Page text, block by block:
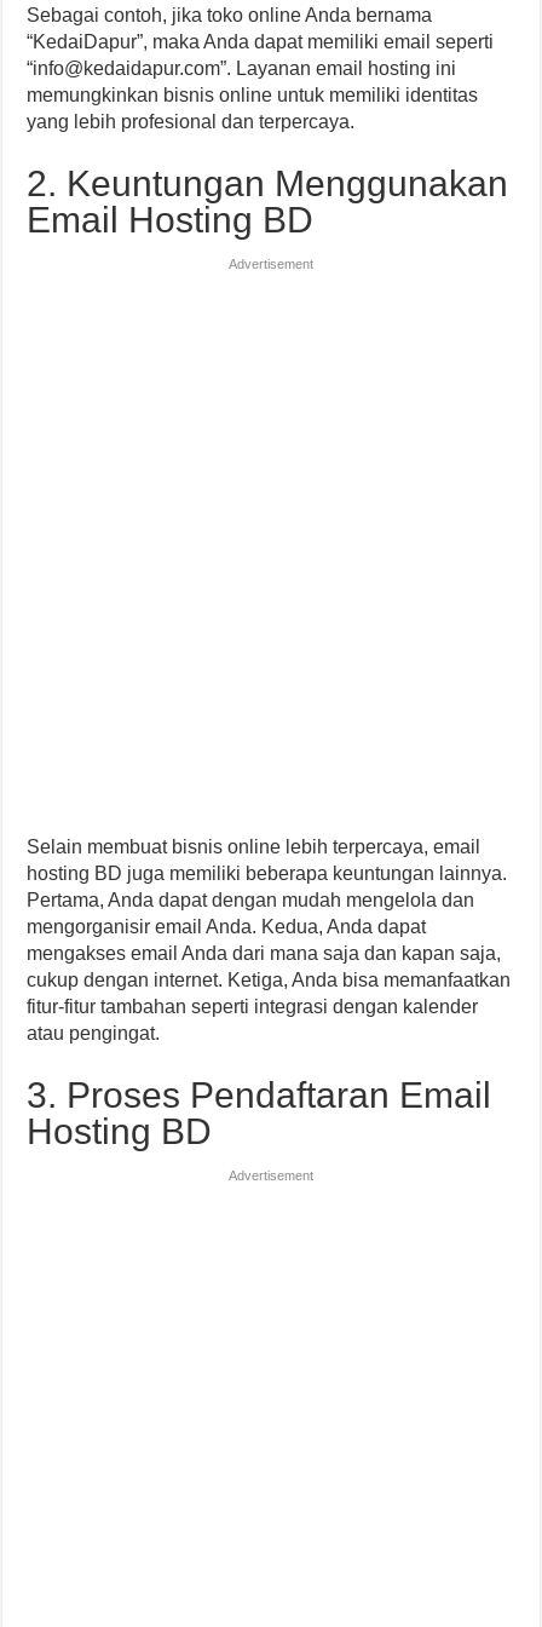
Sebagai contoh, jika toko online Anda bernama
“KedaiDapur”, maka Anda dapat memiliki email seperti
“info@kedaidapur.com”. Layanan email hosting ini
memungkinkan bisnis online untuk memiliki identitas
yang lebih profesional dan terpercaya.
2. Keuntungan Menggunakan
Email Hosting BD
Advertisement
Selain membuat bisnis online lebih terpercaya, email
hosting BD juga memiliki beberapa keuntungan lainnya.
Pertama, Anda dapat dengan mudah mengelola dan
mengorganisir email Anda. Kedua, Anda dapat
mengakses email Anda dari mana saja dan kapan saja,
cukup dengan internet. Ketiga, Anda bisa memanfaatkan
fitur-fitur tambahan seperti integrasi dengan kalender
atau pengingat.
3. Proses Pendaftaran Email
Hosting BD
Advertisement